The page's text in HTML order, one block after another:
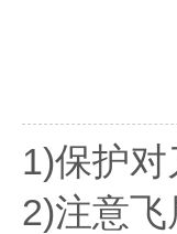
1)保护
2)注意